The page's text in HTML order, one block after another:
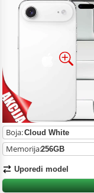
Boja:
Memorija:
Uporedi model